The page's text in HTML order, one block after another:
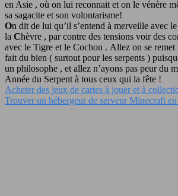
en Asie , où on lui reconnait et on le vénère
sa sagacite et son volontarisme!
On dit de lui qu’il s’entend à merveille avec
la Chèvre , par contre des tensions voir des
avec le Tigre et le Cochon . Allez on se remet
fait du bien ( surtout pour les serpents )
un philosophe , et allez n’ayons pas peur du
Année du Serpent à tous ceux qui la fête !
Acheter des jeux de cartes à jouer et à
Trouver un hébergeur de serveur Minecraft